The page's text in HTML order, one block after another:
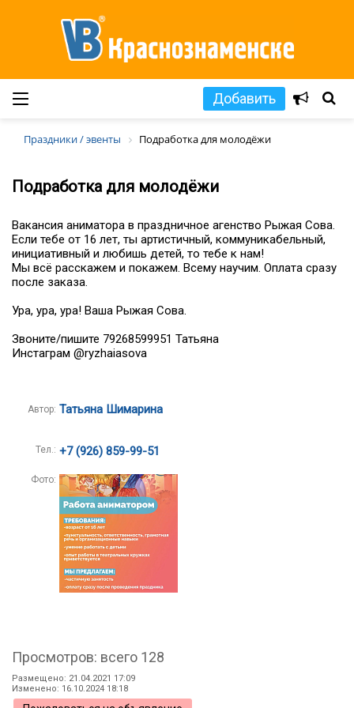
Добавить
Праздники / эвенты Подработка для молодёжи
Подработка для молодёжи
Вакансия аниматора в праздничное агенство Рыжая Сова.
Если тебе от 16 лет, ты артистичный, коммуникабельный,
инициативный и любишь детей, то тебе к нам!
Мы всё расскажем и покажем. Всему научим. Оплата сразу
после заказа.
Ура, ура, ура! Ваша Рыжая Сова.
Звоните/пишите 79268599951 Татьяна
Инстаграм @ryzhaiasova
Автор: Татьяна Шимарина
Тел.: +7 (926) 859-99-51
Фото:
Просмотров: всего 128
Размещено: 21.04.2021 17:09
Изменено: 16.10.2024 18:18